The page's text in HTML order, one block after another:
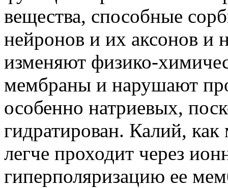
вещества, способные
нейронов и их аксонов и
изменяют физико-
мембраны и нарушают
особенно натриевых,
гидратирован. Калий,
легче проходит через
гиперполяризацию ее